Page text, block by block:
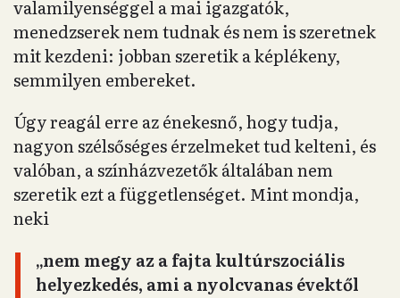
valamilyenséggel a mai igazgatók,
menedzserek nem tudnak és nem is szeretnek
mit kezdeni: jobban szeretik a képlékeny,
semmilyen embereket.
Úgy reagál erre az énekesnő, hogy tudja,
nagyon szélsőséges érzelmeket tud kelteni, és
valóban, a színházvezetők általában nem
szeretik ezt a függetlenséget. Mint mondja,
neki
„nem megy az a fajta kultúrszociális
helyezkedés, ami a nyolcvanas évektől